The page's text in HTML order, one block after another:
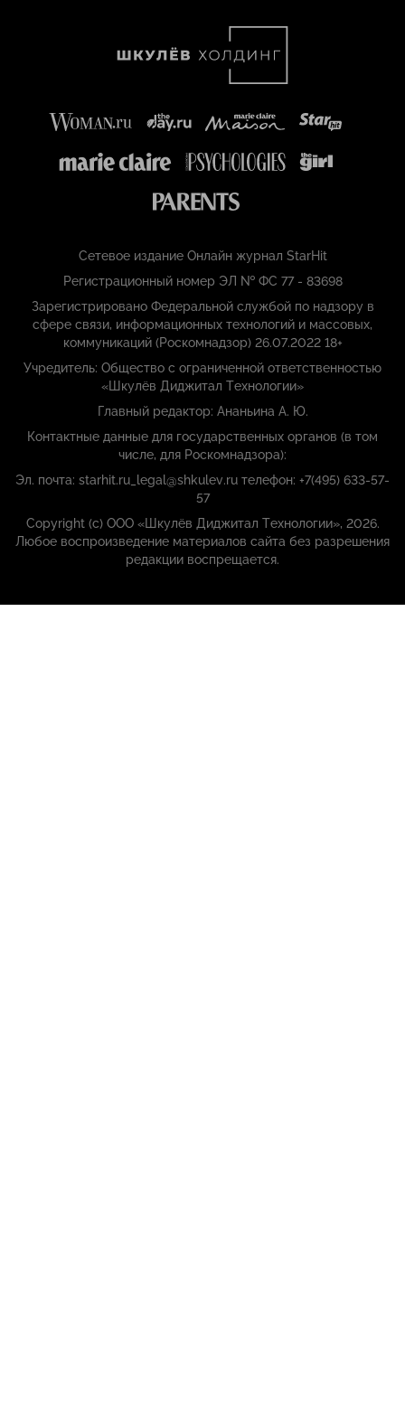
Сетевое издание Онлайн журнал StarHit
Регистрационный номер ЭЛ № ФС 77 - 83698
Зарегистрировано Федеральной службой по надзору в
сфере связи, информационных технологий и массовых,
коммуникаций (Роскомнадзор) 26.07.2022 18+
Учредитель: Общество с ограниченной ответственностью
«Шкулёв Диджитал Технологии»
Главный редактор: Ананьина А. Ю.
Контактные данные для государственных органов (в том
числе, для Роскомнадзора):
Эл. почта: starhit.ru_legal@shkulev.ru телефон: +7(495) 633-57-
57
Copyright (с) ООО «Шкулёв Диджитал Технологии», 2026.
Любое воспроизведение материалов сайта без разрешения
редакции воспрещается.